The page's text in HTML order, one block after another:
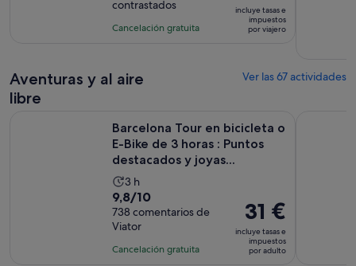
la
actividad
10 horas
10
con
contrastados
Cancelación gratuita
es
de
por
viajero
incluye tasas e
impuestos
por viajero
Aventuras y al aire
libre
Ver las 67 actividades
Barcelona Tour en bicicleta o
E-Bike de 3 horas : Puntos
destacados y joyas...
La
duración
de
la
actividad
3 h
9.8
sobre
10
con
9,8/10
738 comentarios de
Viator
Cancelación gratuita
El
precio
es
de
31 €
incluye tasas e
impuestos
por adulto